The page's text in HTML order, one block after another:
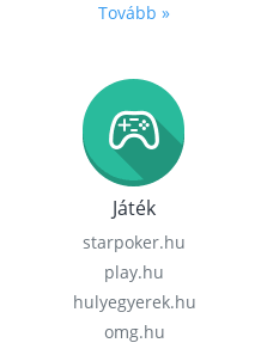
Tovább »
Játék
starpoker.hu
play.hu
hulyegyerek.hu
omg.hu